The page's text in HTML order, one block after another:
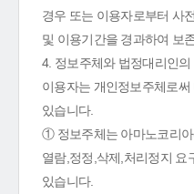
경우 또는 이용자로부터 사
및 이용기간을 경과하여 보
4. 정보주체와 법정대리인
이용자는 개인정보주체로
있습니다.
① 정보주체는 아마노코리
열람,정정,삭제,처리정지 요
있습니다.